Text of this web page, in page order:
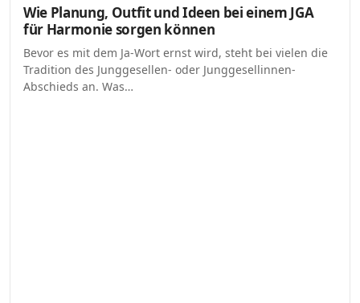
Wie Planung, Outfit und Ideen bei einem JGA
für Harmonie sorgen können
Bevor es mit dem Ja-Wort ernst wird, steht bei vielen die
Tradition des Junggesellen- oder Junggesellinnen-
Abschieds an. Was…